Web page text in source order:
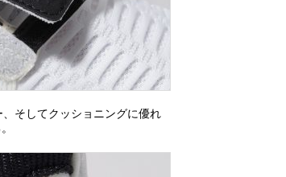
そしてクッショニングに優れ